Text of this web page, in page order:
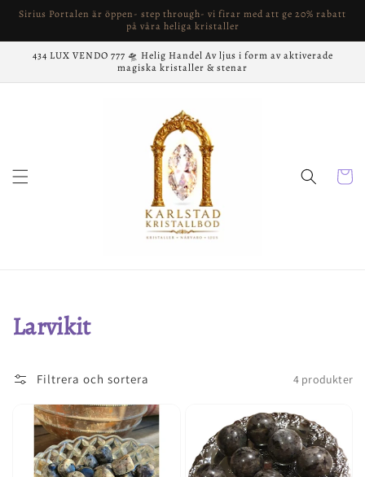
vidare
innehåll
Sirius Portalen är öppen- step through- vi firar med att ge 20% rabatt
på våra heliga kristaller
434 LUX VENDO 777 🛸 Helig Handel Av ljus i form av aktiverade
magiska kristaller & stenar
Produktserie:
Larvikit
Filtrera och sortera 4 produkter